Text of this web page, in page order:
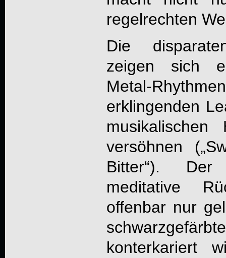
regelrechten
Die
zeigen sich
Metal-
erklingenden
versöhnen
Bitter“). Der
meditative
offenbar nur
konterkariert